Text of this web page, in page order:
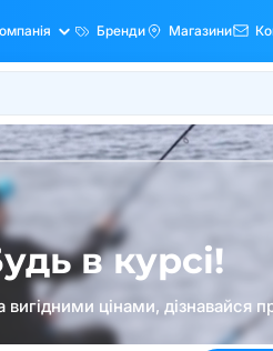
Бренди Магазини
в курсі!
цінами, дізнавайся